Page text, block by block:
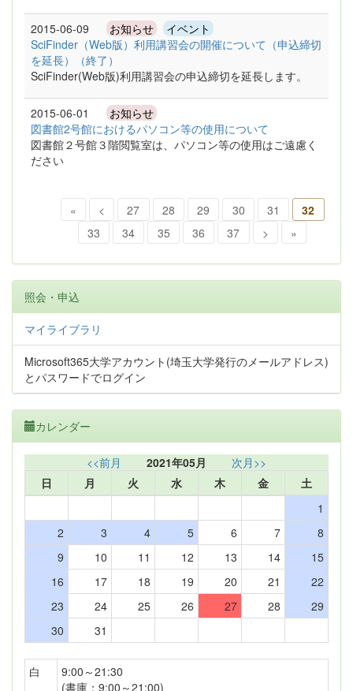
2015-06-09 お知らせ イベント
SciFinder（Web版）利用講習会の開催について（申込締切
を延長）（終了）
SciFinder(Web版)利用講習会の申込締切を延長します。
2015-06-01 お知らせ
図書館2号館におけるパソコン等の使用について
図書館２号館３階閲覧室は、パソコン等の使用はご遠慮く
ださい
« < 27 28 29 30 31
32
33
34 35 36 37 > »
照会・申込
マイライブラリ
Microsoft365大学アカウント(埼玉大学発行のメールアドレス)
とパスワードでログイン
カレンダー
<<前月 2021年05月
次月>>
日
月 火 水 木 金
土
1
2
3 4 5 6 7
8
9
10 11 12 13 14
15
16
17 18 19 20 21
22
23
24 25 26 27 28
29
30
31
白
9:00～21:30
(書庫：9:00～21:00)